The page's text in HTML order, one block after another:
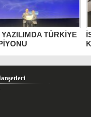
YAZILIMDA TÜRKİYE